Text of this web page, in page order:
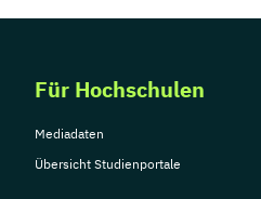
Für Hochschulen
Mediadaten
Übersicht Studienportale